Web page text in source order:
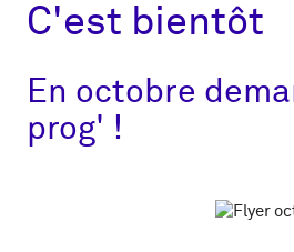
C'est bientôt
En octobre
prog' !